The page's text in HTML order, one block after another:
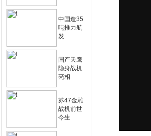
中国造35
吨推力航
发
国产天鹰
隐身战机
亮相
苏47金雕
战机前世
今生